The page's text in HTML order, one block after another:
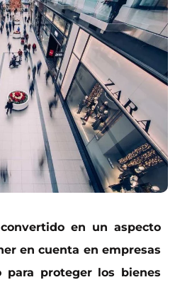
en un aspecto
en cuenta en empresas
para proteger los bienes